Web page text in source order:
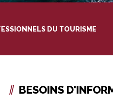
DU TOURISME
BESOINS